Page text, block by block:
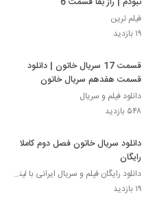
فیلم ترین
۱۹ بازدید
قسمت 17 سریال خاتون | دانلود
قسمت هفدهم سریال خاتون
دانلود فیلم و سریال
۵۴۸ بازدید
دانلود سریال خاتون فصل دوم کاملا
رایگان
دانلود رایگان فیلم و سریال ایرانی با لینک مستقیم
۱۹ بازدید